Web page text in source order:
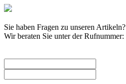
Sie haben Fragen zu unseren Artikeln?
Wir beraten Sie unter der Rufnummer: